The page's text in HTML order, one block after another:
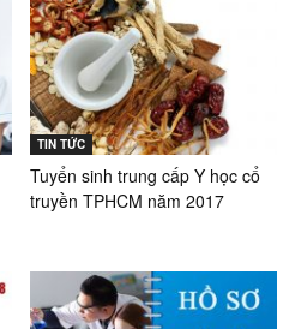
TIN TỨC
Tuyển sinh trung cấp Y học cổ
truyền TPHCM năm 2017